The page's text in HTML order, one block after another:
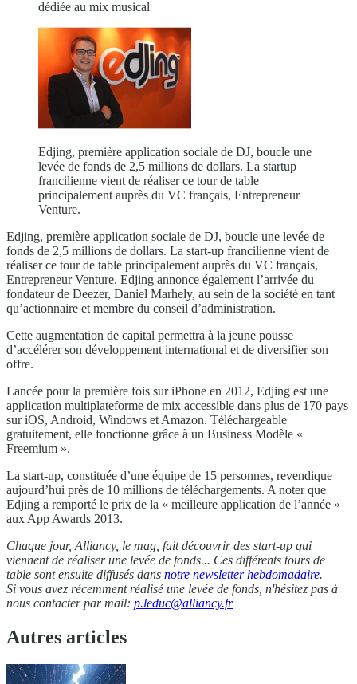
dédiée au mix musical
Edjing, première application sociale de DJ, boucle une
levée de fonds de 2,5 millions de dollars. La startup
francilienne vient de réaliser ce tour de table
principalement auprès du VC français, Entrepreneur
Venture.
Edjing, première application sociale de DJ, boucle une levée de
fonds de 2,5 millions de dollars. La start-up francilienne vient de
réaliser ce tour de table principalement auprès du VC français,
Entrepreneur Venture. Edjing annonce également l’arrivée du
fondateur de Deezer, Daniel Marhely, au sein de la société en tant
qu’actionnaire et membre du conseil d’administration.
Cette augmentation de capital permettra à la jeune pousse
d’accélérer son développement international et de diversifier son
offre.
Lancée pour la première fois sur iPhone en 2012, Edjing est une
application multiplateforme de mix accessible dans plus de 170 pays
sur iOS, Android, Windows et Amazon. Téléchargeable
gratuitement, elle fonctionne grâce à un Business Modèle «
Freemium ».
La start-up, constituée d’une équipe de 15 personnes, revendique
aujourd’hui près de 10 millions de téléchargements. A noter que
Edjing a remporté le prix de la « meilleure application de l’année »
aux App Awards 2013.
Chaque jour, Alliancy, le mag, fait découvrir des start-up qui
viennent de réaliser une levée de fonds... Ces différents tours de
table sont ensuite diffusés dans notre newsletter hebdomadaire.
Si vous avez récemment réalisé une levée de fonds, n'hésitez pas à
nous contacter par mail: p.leduc@alliancy.fr
Autres articles